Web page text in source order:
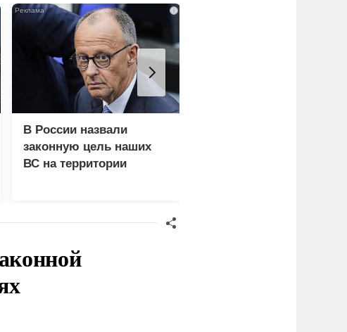
i
В России назвали
законную цель наших
ВС на территории